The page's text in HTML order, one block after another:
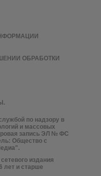
по надзору в
и массовых
запись ЭЛ № ФС
Общество с
издания
лет и старше
ОБРАБОТКИ